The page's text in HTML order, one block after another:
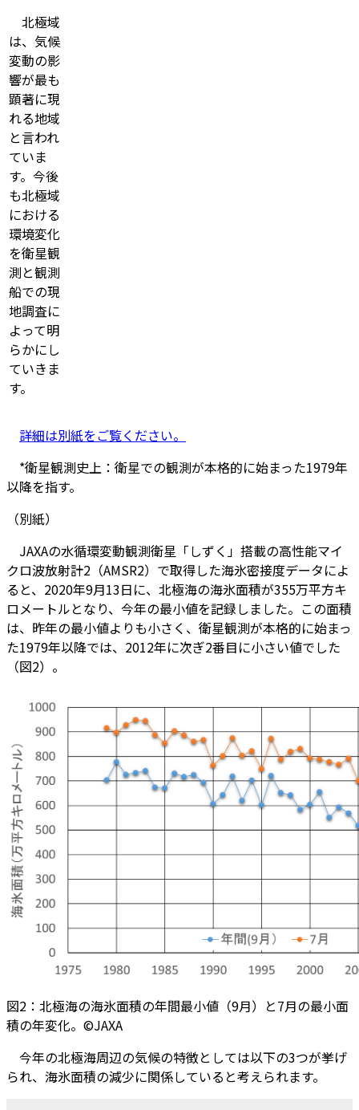
北極域
は、気候
変動の影
響が最も
顕著に現
れる地域
と言われ
ていま
す。今後
も北極域
における
環境変化
を衛星観
測と観測
船での現
地調査に
よって明
らかにし
ていきま
す。
詳細は別紙をご覧ください。
*衛星観測史上：衛星での観測が本格的に始まった1979年
以降を指す。
（別紙）
JAXAの水循環変動観測衛星「しずく」搭載の高性能マイ
クロ波放射計2（AMSR2）で取得した海氷密接度データによ
ると、2020年9月13日に、北極海の海氷面積が355万平方キ
ロメートルとなり、今年の最小値を記録しました。この面積
は、昨年の最小値よりも小さく、衛星観測が本格的に始まっ
た1979年以降では、2012年に次ぎ2番目に小さい値でした
（図2）。
図2：北極海の海氷面積の年間最小値（9月）と7月の最小面
積の年変化。©JAXA
今年の北極海周辺の気候の特徴としては以下の3つが挙げ
られ、海氷面積の減少に関係していると考えられます。